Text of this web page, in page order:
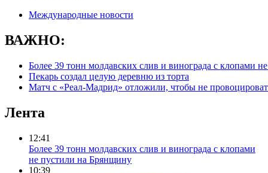
Международные новости
ВАЖНО:
Более 39 тонн молдавских слив и винограда с клопами
Пекарь создал целую деревню из торта
Матч с «Реал-Мадрид» отложили, чтобы не
Лента
12:41
Более 39 тонн молдавских слив и винограда с клопами
не пустили на Брянщину
10:39